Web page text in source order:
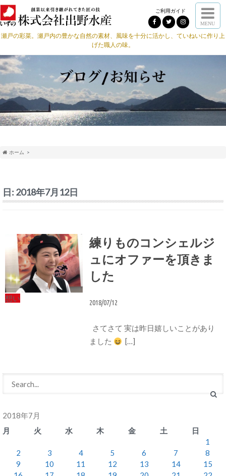
ご利用ガイド
MENU
瀬戸の彩菜。瀬戸内の豊かな自然の素材、風味を十分に活かし、ていねいに作り上
げた職人の味。
ホーム
日: 2018年7月12日
想い
練りものコンシェルジ
ュにオファーを頂きま
した
2018/07/12
さてさて 実は昨日嬉しいことがあり
ました
[…]
2018年7月
月
火 水 木 金 土
日
1
2
3 4 5 6 7
8
9
10 11 12 13 14
15